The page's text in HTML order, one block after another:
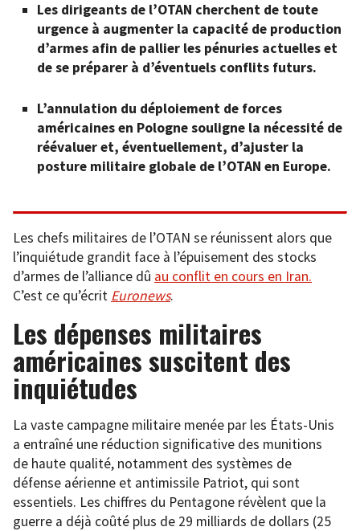
Les dirigeants de l’OTAN cherchent de toute
urgence à augmenter la capacité de production
d’armes afin de pallier les pénuries actuelles et
de se préparer à d’éventuels conflits futurs.
L’annulation du déploiement de forces
américaines en Pologne souligne la nécessité de
réévaluer et, éventuellement, d’ajuster la
posture militaire globale de l’OTAN en Europe.
Les chefs militaires de l’OTAN se réunissent alors que
l’inquiétude grandit face à l’épuisement des stocks
d’armes de l’alliance dû au conflit en cours en Iran.
C’est ce qu’écrit Euronews.
Les dépenses militaires
américaines suscitent des
inquiétudes
La vaste campagne militaire menée par les États-Unis
a entraîné une réduction significative des munitions
de haute qualité, notamment des systèmes de
défense aérienne et antimissile Patriot, qui sont
essentiels. Les chiffres du Pentagone révèlent que la
guerre a déjà coûté plus de 29 milliards de dollars (25